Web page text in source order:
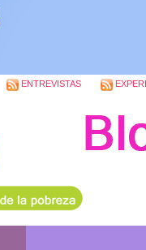
ENTREVISTAS